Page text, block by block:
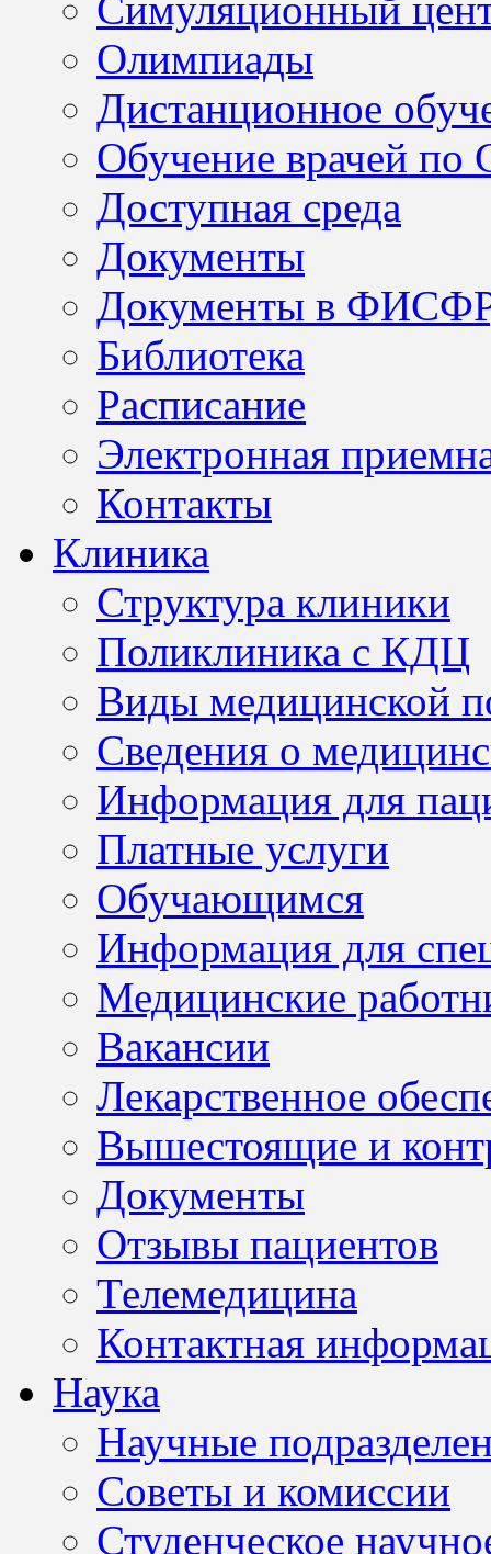
Симуляционный
Олимпиады
Дистанционное
Обучение врачей по
Доступная среда
Документы
Документы в
Библиотека
Расписание
Электронная
Контакты
Клиника
Структура клиники
Поликлиника с КДЦ
Виды медицинской
Сведения о
Информация для
Платные услуги
Обучающимся
Информация для
Медицинские
Вакансии
Лекарственное
Вышестоящие и
Документы
Отзывы пациентов
Телемедицина
Контактная
Наука
Научные
Советы и комиссии
Студенческое